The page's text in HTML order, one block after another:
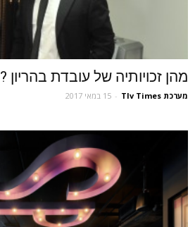
מהן זכויותיה של עובדת בהריון ?
מערכת Tlv Times - 15 במאי 2017